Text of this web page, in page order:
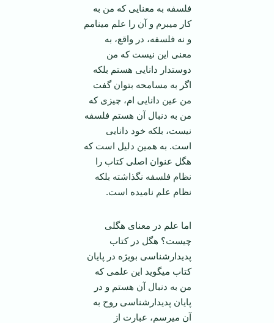
فلسفه به معنایی که من به
کار می­برم و آن را علم می­نامم
و نه فلسفه، در واقع، به
معنی این نیست که من
دوستدار دانایی هستم بلکه
اگر به مسامحه بتوان گفت
من عین دانایی­ ام، چیزی که
من به دنبال آن هستم فلسفه
نیست، بلکه خود دانایی
است. به همین دلیل است که
هگل عنوان اصلی کتاب را
نظام فلسفه نگذاشته بلکه
نظام علم نامیده است.
اما علم در معنای هگلی
چیست؟ هگل در کتاب
پدیدارشناسی بویژه در پایان
کتاب می­گوید این علمی که
من به دنبال آن هستم و در
پایان پدیدارشناسی روح به
آن می­رسم، عبارت از